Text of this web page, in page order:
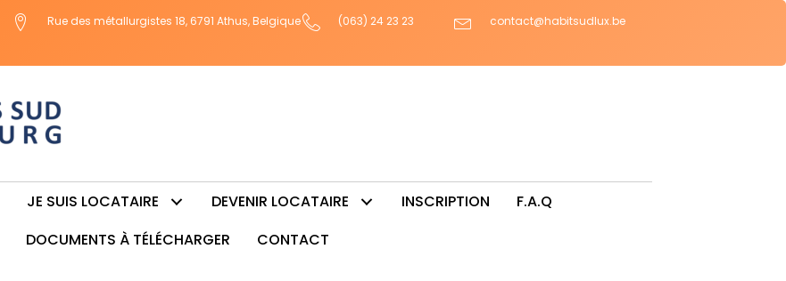
Rue des métallurgistes 18, 6791 Athus, Belgique (063) 24 23 23 contact@habitsudlux.be
JE SUIS LOCATAIRE DEVENIR LOCATAIRE INSCRIPTION
F.A.Q
DOCUMENTS À TÉLÉCHARGER
CONTACT